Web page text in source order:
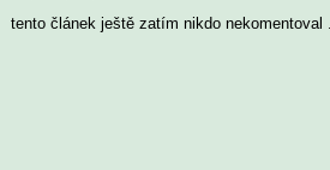
tento článek ještě zatím nikdo nekomentoval